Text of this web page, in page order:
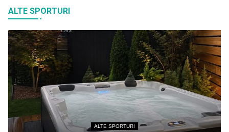
ALTE SPORTURI
ALTE SPORTURI